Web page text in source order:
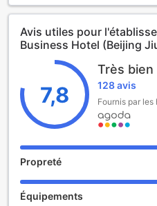
Airport. The closest major
from this hotel is easy with
No. 7 Hot Spring Life Hall
The Wizarding World of
At the end of a busy day,
the hotel or go out and enjoy
themselves, parking is
This hotel is a popular
for business.
Avis utiles pour
Business Hotel (Beijing
7,8
Très bien
128 avis
Fournis par
Propreté
Équipements